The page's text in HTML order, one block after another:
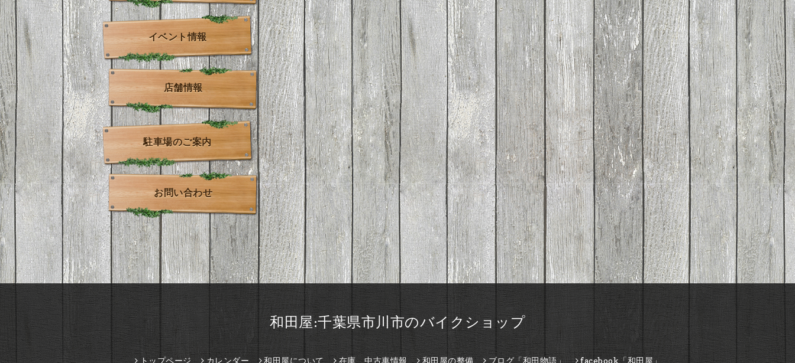
イベント情報
店舗情報
駐車場のご案内
お問い合わせ
和田屋:千葉県市川市のバイクショップ
トップページ カレンダー 和田屋について 在庫、中古車情報 和田屋の整備 ブログ「和田物語」 facebook「和田屋」